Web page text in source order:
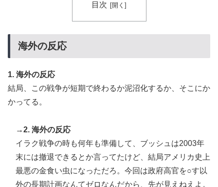
欧州「日本だけ反則だろ…」 世界の『日本びいき』に
目次
海外の反応
1. 海外の反応
結局、この戦争が短期で終わるか泥沼化するか、そこにか
かってる。
→2. 海外の反応
イラク戦争の時も何年も準備して、ブッシュは2003年
末には撤退できるとか言ってたけど、結局アメリカ史上
最悪の金食い虫になっただろ。今回は政府高官を○す以
外の長期計画なんてゼロなんだから、先が見えねえよ。